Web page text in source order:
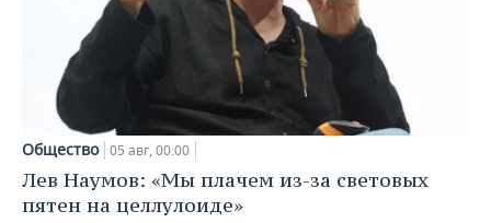
Общество 05 авг, 00:00
Лев Наумов: «Мы плачем из-за световых
пятен на целлулоиде»